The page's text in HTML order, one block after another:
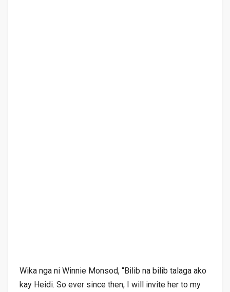
Wika nga ni Winnie Monsod, “Bilib na bilib talaga ako
kay Heidi. So ever since then, I will invite her to my